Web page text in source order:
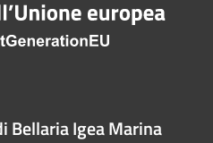
Bellaria Igea Marina